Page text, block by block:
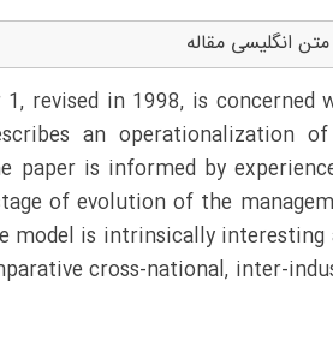
انگلیسی مقاله
revised in 1998, is concerned
an operationalization
paper is informed by
of evolution of the
model is intrinsically interesting
cross-national, inter-